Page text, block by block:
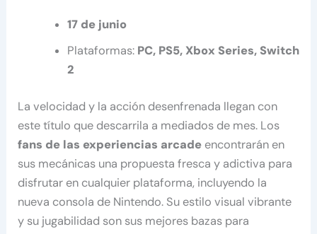
17 de junio
Plataformas: PC, PS5, Xbox Series, Switch
2
La velocidad y la acción desenfrenada llegan con
este título que descarrila a mediados de mes. Los
fans de las experiencias arcade encontrarán en
sus mecánicas una propuesta fresca y adictiva para
disfrutar en cualquier plataforma, incluyendo la
nueva consola de Nintendo. Su estilo visual vibrante
y su jugabilidad son sus mejores bazas para